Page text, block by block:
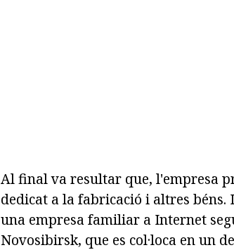
Al final va resultar que, l'empresa
dedicat a la fabricació i altres
una empresa familiar a Internet
Novosibirsk, que es col·loca en un